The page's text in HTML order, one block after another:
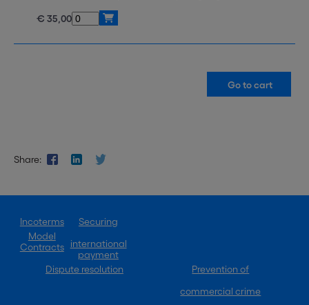
€ 35,00
Share:
Incoterms
Model
Contracts
Securing
international
payment
Dispute resolution
Prevention of
commercial crime